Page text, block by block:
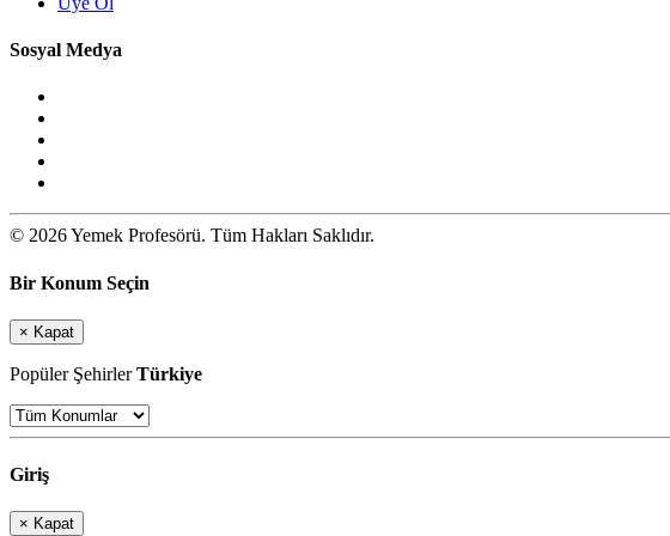
Sosyal Medya
© 2026 Yemek Profesörü. Tüm Hakları Saklıdır.
Bir Konum Seçin
× Kapat
Popüler ŞehirlerTürkiye
Giriş
× Kapat